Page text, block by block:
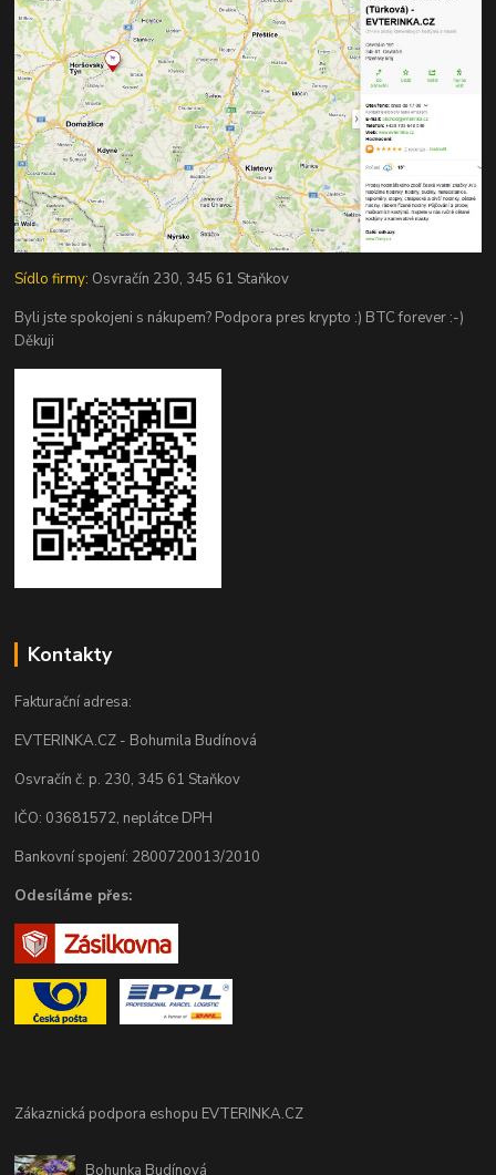
Sídlo firmy: Osvračín 230, 345 61 Staňkov
Byli jste spokojeni s nákupem? Podpora pres krypto :) BTC forever :-)
Děkuji
Kontakty
Fakturační adresa:
EVTERINKA.CZ - Bohumila Budínová
Osvračín č. p. 230, 345 61 Staňkov
IČO: 03681572, neplátce DPH
Bankovní spojení: 2800720013/2010
Odesíláme přes:
Zákaznická podpora eshopu EVTERINKA.CZ